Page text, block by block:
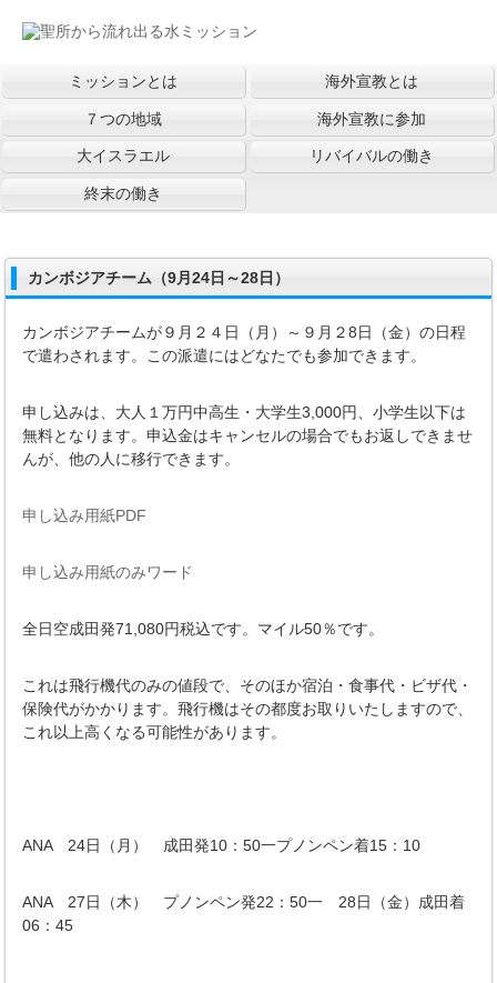
ミッションとは 海外宣教とは
７つの地域 海外宣教に参加
大イスラエル リバイバルの働き
終末の働き
カンボジアチーム（9月24日～28日）
カンボジアチームが９月２４日（月）～９月２8日（金）の日程
で遣わされます。この派遣にはどなたでも参加できます。
申し込みは、大人１万円中高生・大学生3,000円、小学生以下は
無料となります。申込金はキャンセルの場合でもお返しできませ
んが、他の人に移行できます。
申し込み用紙PDF
申し込み用紙のみワード
全日空成田発71,080円税込です。マイル50％です。
これは飛行機代のみの値段で、そのほか宿泊・食事代・ビザ代・
保険代がかかります。飛行機はその都度お取りいたしますので、
これ以上高くなる可能性があります。
ANA 24日（月） 成田発10：50一プノンペン着15：10
ANA 27日（木） プノンペン発22：50一 28日（金）成田着
06：45